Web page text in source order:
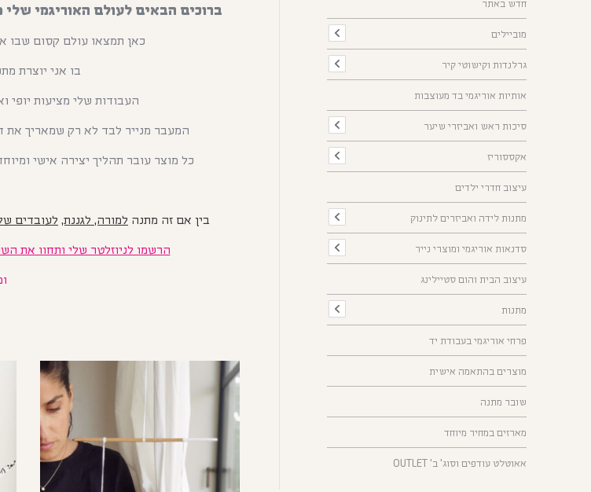
ברוכים הבאים לעולם האוריגמי
כאן תמצאו עולם קסום שבו
בו אני יוצרת
העבודות שלי מציעות
המעבר מנייר לבד לא רק שמאריך את
כל מוצר עובר תהליך יצירה אישי
בין אם זה מתנה למורה, לגננת, לעובדים
הרשמו לניוזלטר שלי ותחוו
חדש באתר
מוביילים
גרלנדות וקישוטי קיר
אותיות אוריגמי בד מעוצבות
סיכות ראש ואביזרי שיער
אקססוריז
עיצוב חדרי ילדים
מתנות לידה ואביזרים לתינוק
סדנאות אוריגמי ומוצרי נייר
עיצוב הבית והום סטיילינג
מתנות
פרחי אוריגמי בעבודת יד
מוצרים בהתאמה אישית
שובר מתנה
מארזים במחיר מיוחד
אאוטלט עודפים וסוג' ב' OUTLET